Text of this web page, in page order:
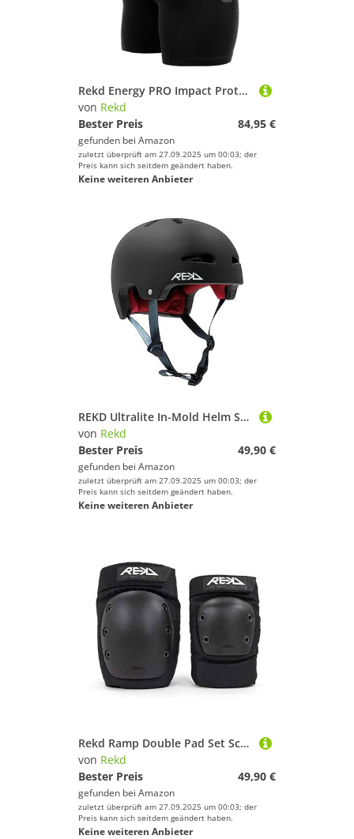
Rekd Energy PRO Impact Protektorhose 2025 Black, M
von Rekd
Bester Preis
84,95 €
gefunden bei Amazon
zuletzt überprüft am 27.09.2025 um 00:03; der
Preis kann sich seitdem geändert haben.
Keine weiteren Anbieter
REKD Ultralite In-Mold Helm Skateboard Helm Unisex Erwachsene M Schwarz (Black)
von Rekd
Bester Preis
49,90 €
gefunden bei Amazon
zuletzt überprüft am 27.09.2025 um 00:03; der
Preis kann sich seitdem geändert haben.
Keine weiteren Anbieter
Rekd Ramp Double Pad Set Schutz-Set, Erwachsene, Unisex, Schwarz (Schwarz), L
von Rekd
Bester Preis
49,90 €
gefunden bei Amazon
zuletzt überprüft am 27.09.2025 um 00:03; der
Preis kann sich seitdem geändert haben.
Keine weiteren Anbieter